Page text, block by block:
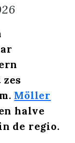
Möller
halve
de regio.